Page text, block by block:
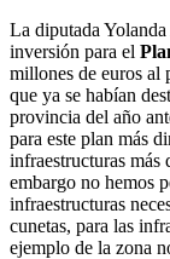
La diputada
inversión para el
millones de euros al
que ya se habían
provincia del año
para este plan más
infraestructuras más
embargo no hemos
infraestructuras
cunetas, para las
ejemplo de la zona